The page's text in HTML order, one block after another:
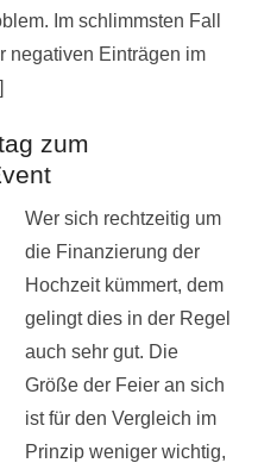
Im schlimmsten Fall
negativen Einträgen im
zum
Wer sich rechtzeitig um
die Finanzierung der
Hochzeit kümmert, dem
gelingt dies in der Regel
auch sehr gut. Die
Größe der Feier an sich
ist für den Vergleich im
Prinzip weniger wichtig,